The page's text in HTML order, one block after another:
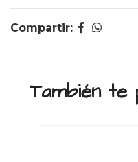
Compartir:
También